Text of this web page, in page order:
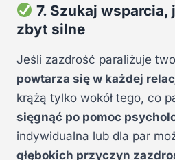
7. Szukaj wsparcia,
zbyt silne
Jeśli zazdrość paraliżuje
powtarza się w każdej
krążą tylko wokół tego, co
sięgnąć po pomoc
indywidualna lub dla par
głębokich przyczyn